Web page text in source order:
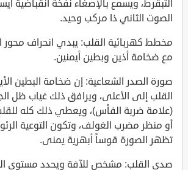
التبقرط، ويسمع بالإصغاء نفخة انقباضية
الصوت الثاني ذا مركب وحيد.
مخطط كهربائية القلب: يبدي انحراف محور
مع ضخامة أذين وبطين أيمنين.
صورة الصدر الشعاعية: إن ضخامة البطين
القلب إلى الأعلى، ويرافق ذلك غياب ظل
(علامة ضربة الفأس)، ويعطي ذلك كله
أو منظر مضرب الغولف، وتكون التوعية
تظهر الصورة قوساً أبهرية يمنى.
صدى القلب: مشخص للآفة ويحدد مستوى